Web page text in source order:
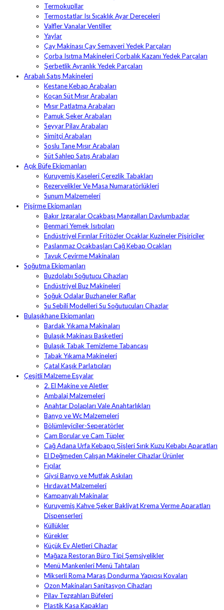
Termokupllar
Termostatlar Isı Sıcaklık Ayar Dereceleri
Valfler Vanalar Ventiller
Yaylar
Çay Makinası Çay Semaveri Yedek Parçaları
Çorba Isıtma Makineleri Çorbalık Kazanı Yedek Parçaları
Şerbetlik Ayranlık Yedek Parçaları
Arabalı Satış Makineleri
Kestane Kebap Arabaları
Koçan Süt Mısır Arabaları
Mısır Patlatma Arabaları
Pamuk Şeker Arabaları
Seyyar Pilav Arabaları
Simitçi Arabaları
Soslu Tane Mısır Arabaları
Süt Sahlep Satış Arabaları
Açık Büfe Ekipmanları
Kuruyemiş Kaseleri Çerezlik Tabakları
Rezervelikler Ve Masa Numaratörlükleri
Sunum Malzemeleri
Pişirme Ekipmanları
Bakır Izgaralar Ocakbaşı Mangalları Davlumbazlar
Benmari Yemek Isıtıcıları
Endüstriyel Fırınlar Fritözler Ocaklar Kuzineler Pişiriciler
Paslanmaz Ocakbaşları Cağ Kebap Ocakları
Tavuk Çevirme Makinaları
Soğutma Ekipmanları
Buzdolabı Soğutucu Cihazları
Endüstriyel Buz Makineleri
Soğuk Odalar Buzhaneler Raflar
Su Sebili Modelleri Su Soğutucuları Cihazlar
Bulaşıkhane Ekipmanları
Bardak Yıkama Makinaları
Bulaşık Makinası Basketleri
Bulaşık Tabak Temizleme Tabancası
Tabak Yıkama Makineleri
Çatal Kaşık Parlatıcıları
Çeşitli Malzeme Eşyalar
2. El Makine ve Aletler
Ambalaj Malzemeleri
Anahtar Dolapları Vale Anahtarlıkları
Banyo ve Wc Malzemeleri
Bölümleyiciler-Seperatörler
Cam Borular ve Cam Tüpler
Cağ Adana Urfa Kebapçı Şişleri Sırık Kuzu Kebabı Aparatları
El Değmeden Çalışan Makineler Cihazlar Ürünler
Fıçılar
Giysi Banyo ve Mutfak Askıları
Hırdavat Malzemeleri
Kampanyalı Makinalar
Kuruyemiş Kahve Şeker Bakliyat Krema Verme Aparatları
Dispenserleri
Küllükler
Kürekler
Küçük Ev Aletleri Cihazlar
Mağaza Restoran Büro Tipi Şemsiyelikler
Menü Mankenleri Menü Tahtaları
Mikserli Roma Maraş Dondurma Yapıcısı Kovaları
Ozon Makinaları Sanitasyon Cihazları
Pilav Tezgahları Büfeleri
Plastik Kasa Kapakları